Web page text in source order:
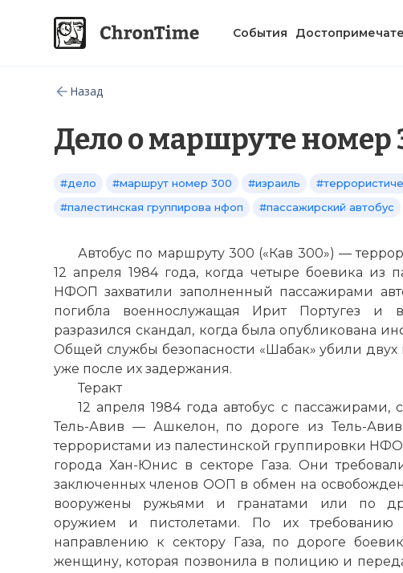
События
Назад
Дело о маршруте номер
#дело #маршрут номер 300 #израиль
#палестинская группирова нфоп
#пассажирский автобус
Автобус по маршруту 300 («Кав 300») —
12 апреля 1984 года, когда четыре боевика из
НФОП захватили заполненный пассажирами
погибла военнослужащая Ирит Португез и
разразился скандал, когда была опубликована
Общей службы безопасности «Шабак» убили двух
уже после их задержания.
Теракт
12 апреля 1984 года автобус с
Тель-Авив — Ашкелон, по дороге из Тель-
террористами из палестинской группировки
города Хан-Юнис в секторе Газа. Они
заключенных членов ООП в обмен на
вооружены ружьями и гранатами или по
оружием и пистолетами. По их требованию
направлению к сектору Газа, по дороге
женщину, которая позвонила в полицию и